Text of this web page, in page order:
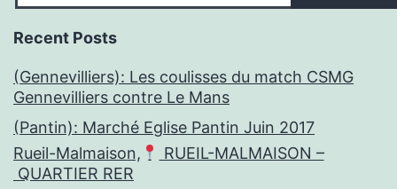
Recent Posts
(Gennevilliers): Les coulisses du match CSMG
Gennevilliers contre Le Mans
(Pantin): Marché Eglise Pantin Juin 2017
Rueil-Malmaison,
RUEIL-MALMAISON –
QUARTIER RER